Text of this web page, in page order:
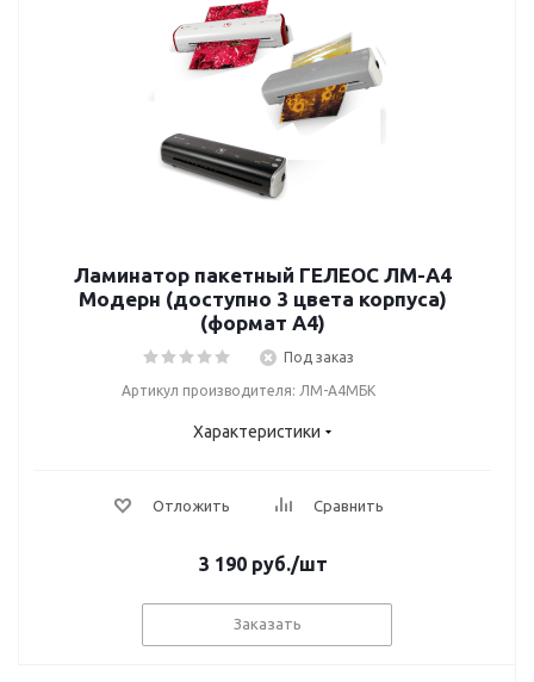
Ламинатор пакетный ГЕЛЕОС ЛМ-A4
Модерн (доступно 3 цвета корпуса)
(формат А4)
Под заказ
Артикул производителя: ЛМ-А4МБК
Характеристики
Отложить Сравнить
3 190руб./шт
Заказать